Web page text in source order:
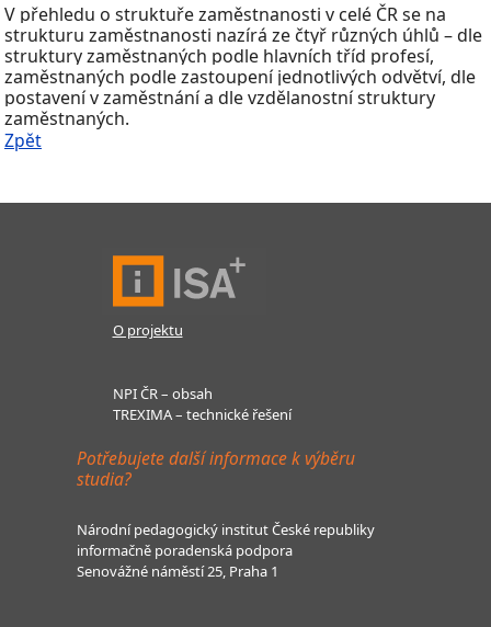
V přehledu o struktuře zaměstnanosti v celé ČR se na
strukturu zaměstnanosti nazírá ze čtyř různých úhlů – dle
struktury zaměstnaných podle hlavních tříd profesí,
zaměstnaných podle zastoupení jednotlivých odvětví, dle
postavení vzaměstnání a dle vzdělanostní struktury
zaměstnaných.
Zpět
O projektu
NPI ČR – obsah
TREXIMA – technické řešení
Potřebujete další informace k výběru
studia?
Národní pedagogický institut České republiky
informačně poradenská podpora
Senovážné náměstí 25, Praha 1